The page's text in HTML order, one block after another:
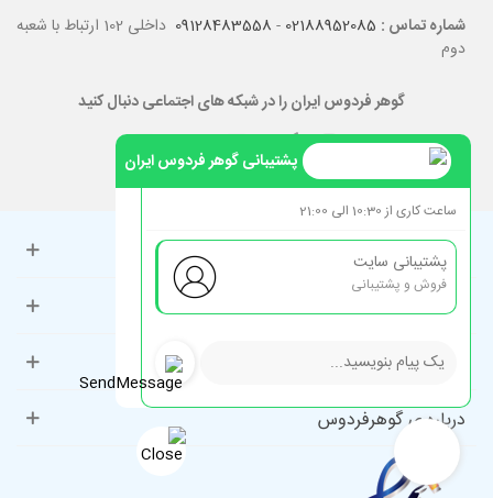
شماره تماس : 02188952085
-
09128483558
داخلی 102 ارتباط با شعبه
دوم
گوهر فردوس ایران را در شبکه های اجتماعی دنبال کنید
حساب کاربری
راهنمای مشتریان
دسته‌بندی‌های پرطرفدار
درباره ی گوهرفردوس
پشتیبانی گوهر فردوس ایران
ساعت کاری از 10:30 الی 21:00
پشتیبانی سایت
فروش و پشتیبانی